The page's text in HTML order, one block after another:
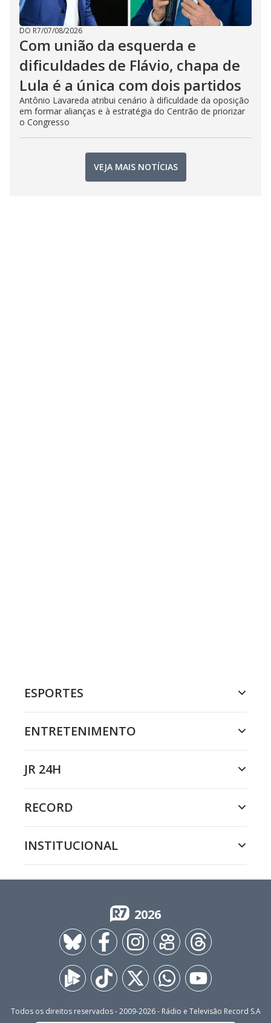
DO R7/07/08/2026
Com união da esquerda e
dificuldades de Flávio, chapa de
Lula é a única com dois partidos
Antônio Lavareda atribui cenário à dificuldade da oposição
em formar alianças e à estratégia do Centrão de priorizar
o Congresso
VEJA MAIS NOTÍCIAS
ESPORTES
ENTRETENIMENTO
JR 24H
RECORD
INSTITUCIONAL
2026
Todos os direitos reservados - 2009-2026- Rádio e Televisão Record S.A